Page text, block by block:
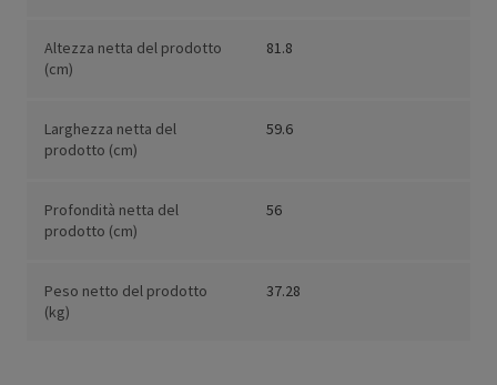
Altezza netta del prodotto
(cm)
81.8
Larghezza netta del
prodotto (cm)
59.6
Profondità netta del
prodotto (cm)
56
Peso netto del prodotto
(kg)
37.28